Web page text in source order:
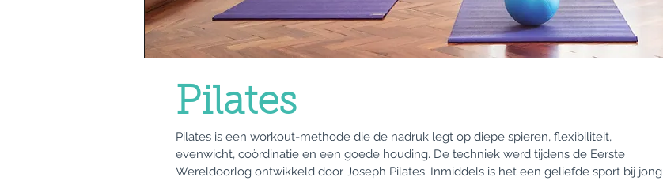
Pilates
Pilates is een workout-methode die de nadruk legt op diepe spieren, flexibiliteit,
evenwicht, coördinatie en een goede houding. De techniek werd tijdens de Eerste
Wereldoorlog ontwikkeld door Joseph Pilates. Inmiddels is het een geliefde sport bij jong